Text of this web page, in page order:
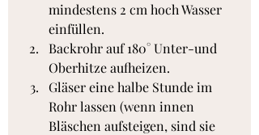
mindestens 2 cm hoch Wasser
einfüllen.
Backrohr auf 180° Unter-und
Oberhitze aufheizen.
Gläser eine halbe Stunde im
Rohr lassen (wenn innen
Bläschen aufsteigen, sind sie